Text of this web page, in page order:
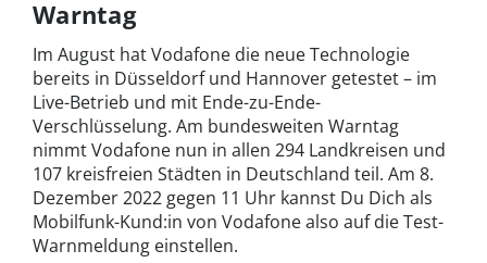
Warntag
Im August hat Vodafone die neue Technologie
bereits in Düsseldorf und Hannover getestet – im
Live-Betrieb und mit Ende-zu-Ende-
Verschlüsselung. Am bundesweiten Warntag
nimmt Vodafone nun in allen 294 Landkreisen und
107 kreisfreien Städten in Deutschland teil. Am 8.
Dezember 2022 gegen 11 Uhr kannst Du Dich als
Mobilfunk-Kund:in von Vodafone also auf die Test-
Warnmeldung einstellen.